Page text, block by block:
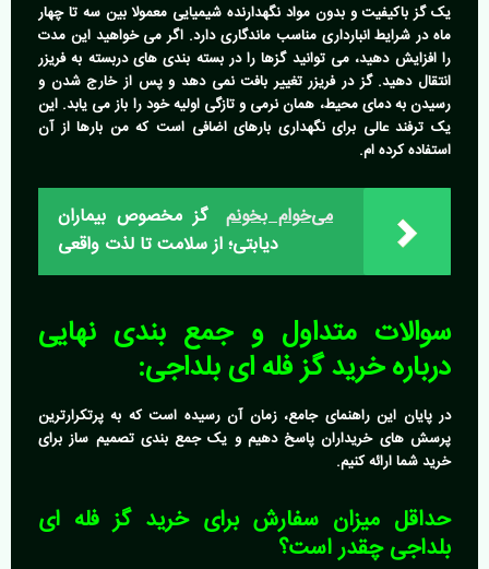
یک گز باکیفیت و بدون مواد نگهدارنده شیمیایی معمولا بین سه تا چهار
ماه در شرایط انبارداری مناسب ماندگاری دارد. اگر می خواهید این مدت
را افزایش دهید، می توانید گزها را در بسته بندی های دربسته به فریزر
انتقال دهید. گز در فریزر تغییر بافت نمی دهد و پس از خارج شدن و
رسیدن به دمای محیط، همان نرمی و تازگی اولیه خود را باز می یابد. این
یک ترفند عالی برای نگهداری بارهای اضافی است که من بارها از آن
استفاده کرده ام.
می‌خوام بخونم
گز مخصوص بیماران
دیابتی؛ از سلامت تا لذت واقعی
سوالات متداول و جمع بندی نهایی
دربارهخرید گز فله ای بلداجی:
در پایان این راهنمای جامع، زمان آن رسیده است که به پرتکرارترین
پرسش های خریداران پاسخ دهیم و یک جمع بندی تصمیم ساز برای
خرید شما ارائه کنیم.
حداقل میزان سفارش برای خرید گز فله ای
بلداجی چقدر است؟